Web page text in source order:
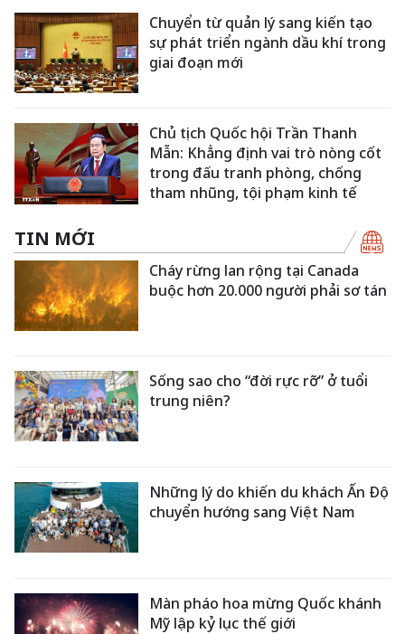
Chuyển từ quản lý sang kiến tạo
sự phát triển ngành dầu khí trong
giai đoạn mới
Chủ tịch Quốc hội Trần Thanh
Mẫn: Khẳng định vai trò nòng cốt
trong đấu tranh phòng, chống
tham nhũng, tội phạm kinh tế
TIN MỚI
Cháy rừng lan rộng tại Canada
buộc hơn 20.000 người phải sơ tán
Sống sao cho “đời rực rỡ” ở tuổi
trung niên?
Những lý do khiến du khách Ấn Độ
chuyển hướng sang Việt Nam
Màn pháo hoa mừng Quốc khánh
Mỹ lập kỷ lục thế giới